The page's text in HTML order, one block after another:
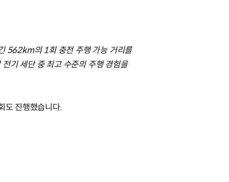
562km의 1회 충전 주행 가능 거리를
기 세단 중 최고 수준의 주행 경험을
도 진행했습니다.